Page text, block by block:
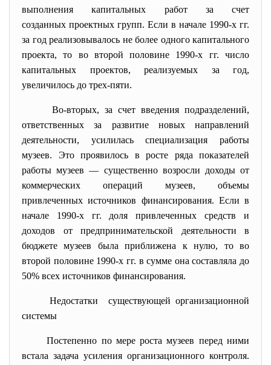
выполнения капитальных работ за счет
созданных проектных групп. Если в начале 1990-х гг.
за год реализовывалось не более одного капитального
проекта, то во второй половине 1990-х гг. число
капитальных проектов, реализуемых за год,
увеличилось до трех-пяти.
Во-вторых, за счет введения подразделений,
ответственных за развитие новых направлений
деятельности, усилилась специализация работы
музеев. Это проявилось в росте ряда показателей
работы музеев — существенно возросли доходы от
коммерческих операций музеев, объемы
привлеченных источников финансирования. Если в
начале 1990-х гг. доля привлеченных средств и
доходов от предпринимательской деятельности в
бюджете музеев была приближена к нулю, то во
второй половине 1990-х гг. в сумме она составляла до
50% всех источников финансирования.
Недостатки существующей организационной
системы
Постепенно по мере роста музеев перед ними
встала задача усиления организационного контроля.